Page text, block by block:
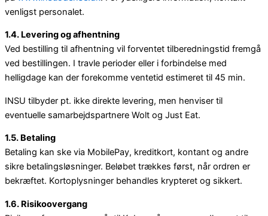
venligst personalet.
1.4. Levering og afhentning
Ved bestilling til afhentning vil forventet tilberedningstid fremgå
ved bestillingen. I travle perioder eller i forbindelse med
helligdage kan der forekomme ventetid estimeret til 45 min.
INSU tilbyder pt. ikke direkte levering, men henviser til
eventuelle samarbejdspartnere Wolt og Just Eat.
1.5. Betaling
Betaling kan ske via MobilePay, kreditkort, kontant og andre
sikre betalingsløsninger. Beløbet trækkes først, når ordren er
bekræftet. Kortoplysninger behandles krypteret og sikkert.
1.6. Risikoovergang